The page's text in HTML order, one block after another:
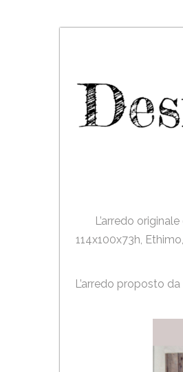
L’arredo
114x100x73h,
L’arredo proposto da